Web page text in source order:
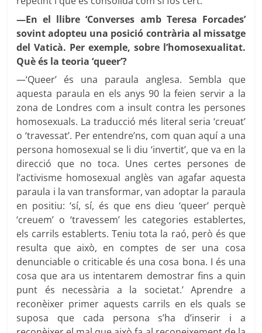
—En el llibre ‘Converses amb Teresa Forcades’
sovint adopteu una posició contrària al missatge
del Vaticà. Per exemple, sobre l’homosexualitat.
Què és la teoria ‘queer’?
—‘Queer’ és una paraula anglesa. Sembla que
aquesta paraula en els anys 90 la feien servir a la
zona de Londres com a insult contra les persones
homosexuals. La traducció més literal seria ‘creuat’
o ‘travessat’. Per entendre’ns, com quan aquí a una
persona homosexual se li diu ‘invertit’, que va en la
direcció que no toca. Unes certes persones de
l’activisme homosexual anglès van agafar aquesta
paraula i la van transformar, van adoptar la paraula
en positiu: ‘sí, sí, és que ens dieu ‘queer’ perquè
‘creuem’ o ‘travessem’ les categories establertes,
els carrils establerts. Teniu tota la raó, però és que
resulta que això, en comptes de ser una cosa
denunciable o criticable és una cosa bona. I és una
cosa que ara us intentarem demostrar fins a quin
punt és necessària a la societat.’ Aprendre a
reconèixer primer aquests carrils en els quals se
suposa que cada persona s’ha d’inserir i a